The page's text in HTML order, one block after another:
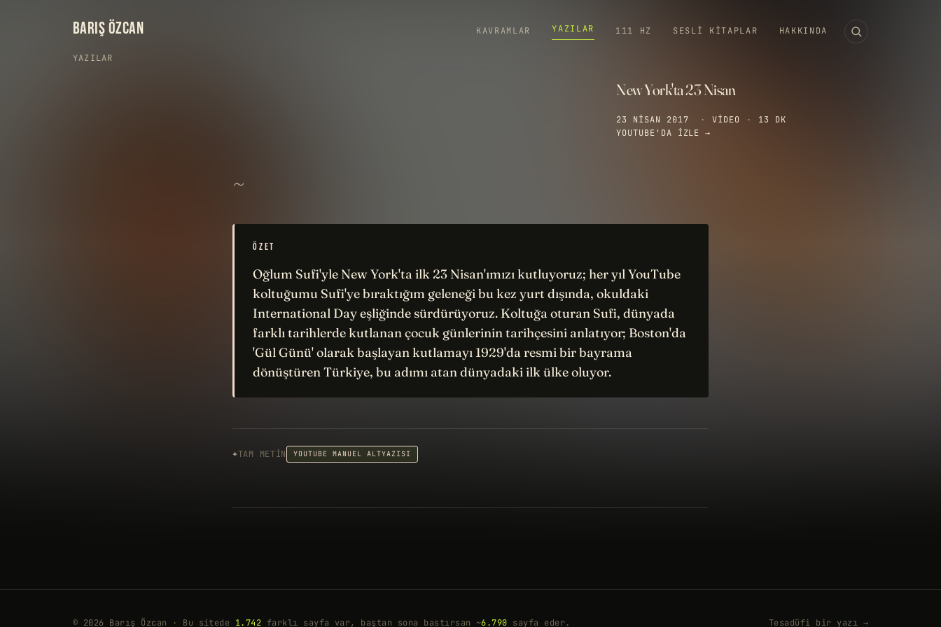
BARIŞ ÖZCAN KAVRAMLAR YAZILAR 111 HZ SESLI KITAPLAR HAKKINDA
YAZILAR
New York'ta 23 Nisan
23 NISAN 2017 · VIDEO ·
13 DK
YOUTUBE'DA IZLE →
~
ÖZET
Oğlum Sufi'yle New York'ta ilk 23 Nisan'ımızı kutluyoruz; her yıl YouTube
koltuğumu Sufi'ye bıraktığım geleneği bu kez yurt dışında, okuldaki
International Day eşliğinde sürdürüyoruz. Koltuğa oturan Sufi, dünyada
farklı tarihlerde kutlanan çocuk günlerinin tarihçesini anlatıyor; Boston'da
'Gül Günü' olarak başlayan kutlamayı 1929'da resmi bir bayrama
dönüştüren Türkiye, bu adımı atan dünyadaki ilk ülke oluyor.
TAM METIN YOUTUBE MANUEL ALTYAZISI
© 2026 Barış Özcan · Bu sitede 1.742 farklı sayfa var, baştan sona bastırsan ~6.790 sayfa eder. Tesadüfi bir yazı →